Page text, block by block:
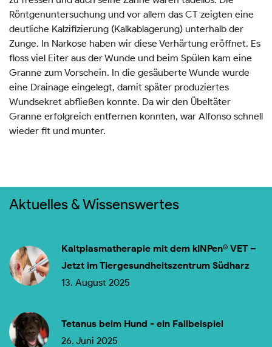
Röntgenuntersuchung und vor allem das CT zeigten eine
deutliche Kalzifizierung (Kalkablagerung) unterhalb der
Zunge. In Narkose haben wir diese Verhärtung eröffnet. Es
floss viel Eiter aus der Wunde und beim Spülen kam eine
Granne zum Vorschein. In die gesäuberte Wunde wurde
eine Drainage eingelegt, damit später produziertes
Wundsekret abfließen konnte. Da wir den Übeltäter
Granne erfolgreich entfernen konnten, war Alfonso schnell
wieder fit und munter.
Aktuelles & Wissenswertes
Kaltplasmatherapie mit dem kINPen® VET –
Jetzt im Tiergesundheitszentrum Südharz
13. August 2025
Tetanus beim Hund - ein Fallbeispiel
26. Juni 2025